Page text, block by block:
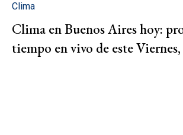
Clima
Clima en Buenos Aires hoy:
tiempo en vivo de este